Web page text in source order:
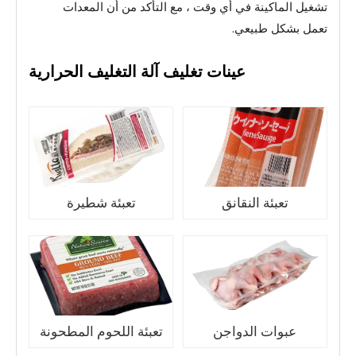
تشغيل الماكينة في أي وقت ، مع التأكد من أن المعدات
تعمل بشكل طبيعي.
عينات تغليف آلة التغليف الحرارية
تعبئة النقانق تعبئة شطيرة
عبوات الدواجن تعبئة اللحوم المطحونة